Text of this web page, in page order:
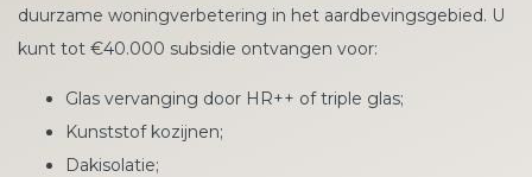
duurzame woningverbetering in het aardbevingsgebied. U
kunt tot €40.000 subsidie ontvangen voor:
Glas vervanging door HR++ of triple glas;
Kunststof kozijnen;
Dakisolatie;